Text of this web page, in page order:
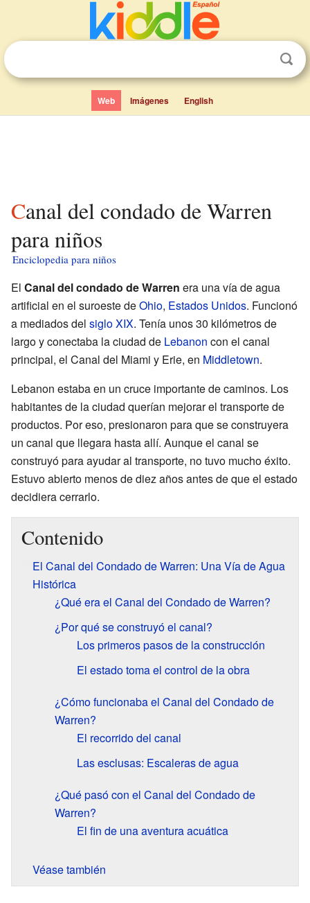
Web Imágenes English
Canal del condado de Warren
para niños
Enciclopedia para niños
El Canal del condado de Warren era una vía de agua
artificial en el suroeste deOhio, Estados Unidos. Funcionó
a mediados del siglo XIX. Tenía unos 30 kilómetros de
largo y conectaba la ciudad de Lebanon con el canal
principal, el Canal del Miami y Erie, en Middletown.
Lebanon estaba en un cruce importante de caminos. Los
habitantes de la ciudad querían mejorar el transporte de
productos. Por eso, presionaron para que se construyera
un canal que llegara hasta allí. Aunque el canal se
construyó para ayudar al transporte, no tuvo mucho éxito.
Estuvo abierto menos de diez años antes de que el estado
decidiera cerrarlo.
Contenido
El Canal del Condado de Warren: Una Vía de Agua
Histórica
¿Qué era el Canal del Condado de Warren?
¿Por qué se construyó el canal?
Los primeros pasos de la construcción
El estado toma el control de la obra
¿Cómo funcionaba el Canal del Condado de
Warren?
El recorrido del canal
Las esclusas: Escaleras de agua
¿Qué pasó con el Canal del Condado de
Warren?
El fin de una aventura acuática
Véase también